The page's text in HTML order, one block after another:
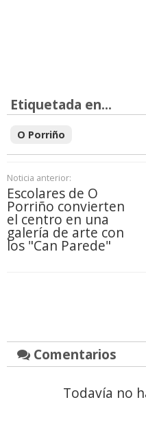
Etiquetada en...
O Porriño
Noticia anterior:
Escolares de O
Porriño convierten
el centro en una
galería de arte con
los "Can Parede"
Comentarios
Todavía no